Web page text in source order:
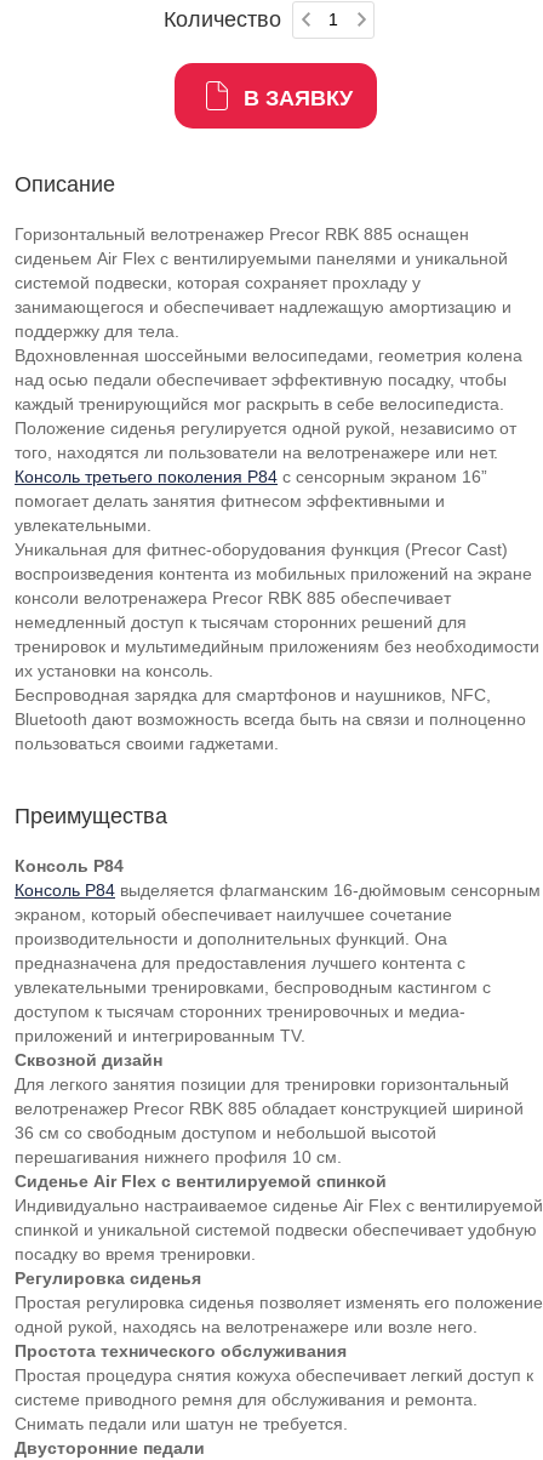
Количество
В ЗАЯВКУ
Описание
Горизонтальный велотренажер Precor RBK 885 оснащен
сиденьем Air Flex с вентилируемыми панелями и уникальной
системой подвески, которая сохраняет прохладу у
занимающегося и обеспечивает надлежащую амортизацию и
поддержку для тела.
Вдохновленная шоссейными велосипедами, геометрия колена
над осью педали обеспечивает эффективную посадку, чтобы
каждый тренирующийся мог раскрыть в себе велосипедиста.
Положение сиденья регулируется одной рукой, независимо от
того, находятся ли пользователи на велотренажере или нет.
Консоль третьего поколения P84 с сенсорным экраном 16”
помогает делать занятия фитнесом эффективными и
увлекательными.
Уникальная для фитнес-оборудования функция (Precor Cast)
воспроизведения контента из мобильных приложений на экране
консоли велотренажера Precor RBK 885 обеспечивает
немедленный доступ к тысячам сторонних решений для
тренировок и мультимедийным приложениям без необходимости
их установки на консоль.
Беспроводная зарядка для смартфонов и наушников, NFC,
Bluetooth дают возможность всегда быть на связи и полноценно
пользоваться своими гаджетами.
Преимущества
Консоль P84
Консоль P84 выделяется флагманским 16-дюймовым сенсорным
экраном, который обеспечивает наилучшее сочетание
производительности и дополнительных функций. Она
предназначена для предоставления лучшего контента с
увлекательными тренировками, беспроводным кастингом с
доступом к тысячам сторонних тренировочных и медиа-
приложений и интегрированным TV.
Сквозной дизайн
Для легкого занятия позиции для тренировки горизонтальный
велотренажер Precor RBK 885 обладает конструкцией шириной
36 см со свободным доступом и небольшой высотой
перешагивания нижнего профиля 10 см.
Сиденье Air Flex с вентилируемой спинкой
Индивидуально настраиваемое сиденье Air Flex с вентилируемой
спинкой и уникальной системой подвески обеспечивает удобную
посадку во время тренировки.
Регулировка сиденья
Простая регулировка сиденья позволяет изменять его положение
одной рукой, находясь на велотренажере или возле него.
Простота технического обслуживания
Простая процедура снятия кожуха обеспечивает легкий доступ к
системе приводного ремня для обслуживания и ремонта.
Снимать педали или шатун не требуется.
Двусторонние педали